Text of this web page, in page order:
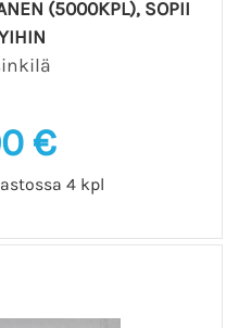
(5000KPL), SOPII
€
4 kpl